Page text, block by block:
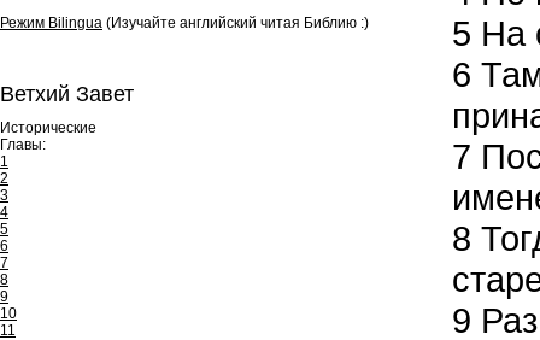
Режим Bilingua (Изучайте английский читая Библию :)
Ветхий Завет
Исторические
Главы:
1
2
3
4
5
6
7
8
9
10
11
5 На
6
7
8
9